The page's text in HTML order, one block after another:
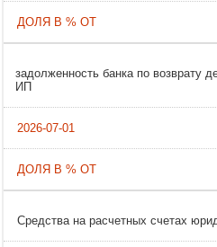
задолженность банка по возврату
ИП
Cредства на расчетных счетах